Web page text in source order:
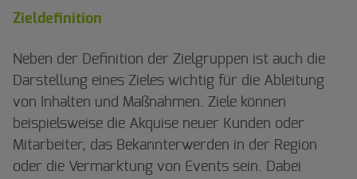
Zieldefinition
Neben der Definition der Zielgruppen ist auch die
Darstellung eines Zieles wichtig für die Ableitung
von Inhalten und Maßnahmen. Ziele können
beispielsweise die Akquise neuer Kunden oder
Mitarbeiter, das Bekannterwerden in der Region
oder die Vermarktung von Events sein. Dabei